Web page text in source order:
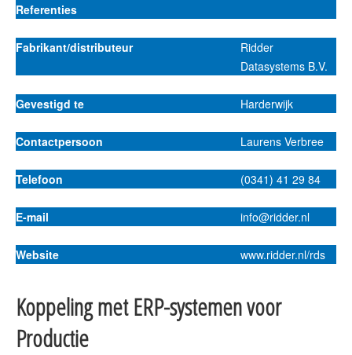
Referenties
Fabrikant/distributeur
Ridder
Datasystems B.V.
Gevestigd te Harderwijk
Contactpersoon Laurens Verbree
Telefoon (0341) 41 29 84
E-mail info@ridder.nl
Website www.ridder.nl/rds
Koppeling met ERP-systemen voor
Productie